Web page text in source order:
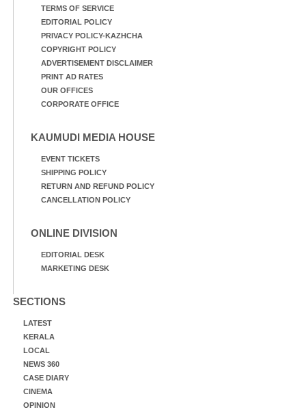
TERMS OF SERVICE
EDITORIAL POLICY
PRIVACY POLICY-KAZHCHA
COPYRIGHT POLICY
ADVERTISEMENT DISCLAIMER
PRINT AD RATES
OUR OFFICES
CORPORATE OFFICE
KAUMUDI MEDIA HOUSE
EVENT TICKETS
SHIPPING POLICY
RETURN AND REFUND POLICY
CANCELLATION POLICY
ONLINE DIVISION
EDITORIAL DESK
MARKETING DESK
SECTIONS
LATEST
KERALA
LOCAL
NEWS 360
CASE DIARY
CINEMA
OPINION